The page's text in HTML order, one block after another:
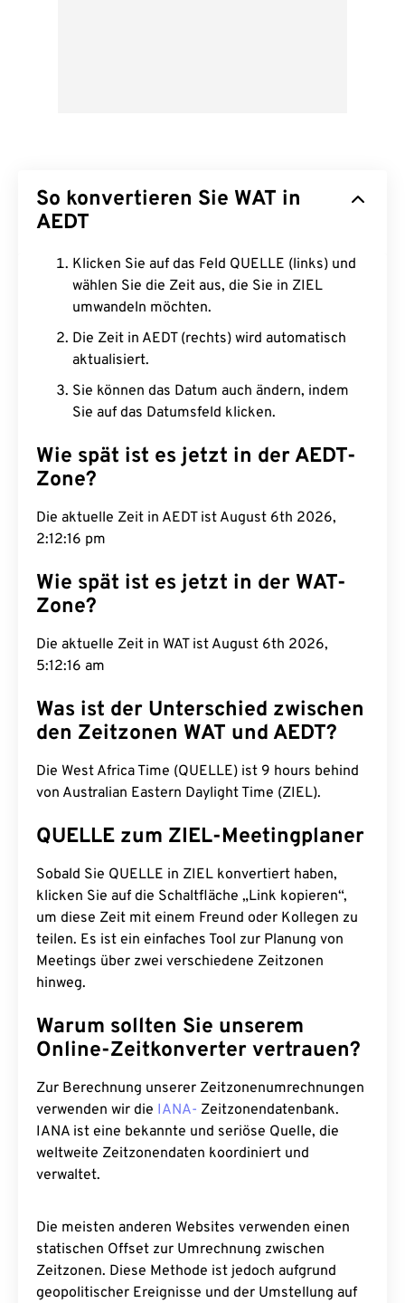
So konvertieren Sie WAT in
AEDT
Klicken Sie auf das Feld QUELLE (links) und
wählen Sie die Zeit aus, die Sie in ZIEL
umwandeln möchten.
Die Zeit in AEDT (rechts) wird automatisch
aktualisiert.
Sie können das Datum auch ändern, indem
Sie auf das Datumsfeld klicken.
Wie spät ist es jetzt in der AEDT-
Zone?
Die aktuelle Zeit in AEDT ist August 6th 2026,
2:12:17 pm
Wie spät ist es jetzt in der WAT-
Zone?
Die aktuelle Zeit in WAT ist August 6th 2026,
5:12:17 am
Was ist der Unterschied zwischen
den Zeitzonen WAT und AEDT?
Die West Africa Time (QUELLE) ist 9 hours behind
von Australian Eastern Daylight Time (ZIEL).
QUELLE zum ZIEL-Meetingplaner
Sobald Sie QUELLE in ZIEL konvertiert haben,
klicken Sie auf die Schaltfläche „Link kopieren“,
um diese Zeit mit einem Freund oder Kollegen zu
teilen. Es ist ein einfaches Tool zur Planung von
Meetings über zwei verschiedene Zeitzonen
hinweg.
Warum sollten Sie unserem
Online-Zeitkonverter vertrauen?
Zur Berechnung unserer Zeitzonenumrechnungen
verwenden wir die IANA- Zeitzonendatenbank.
IANA ist eine bekannte und seriöse Quelle, die
weltweite Zeitzonendaten koordiniert und
verwaltet.
Die meisten anderen Websites verwenden einen
statischen Offset zur Umrechnung zwischen
Zeitzonen. Diese Methode ist jedoch aufgrund
geopolitischer Ereignisse und der Umstellung auf